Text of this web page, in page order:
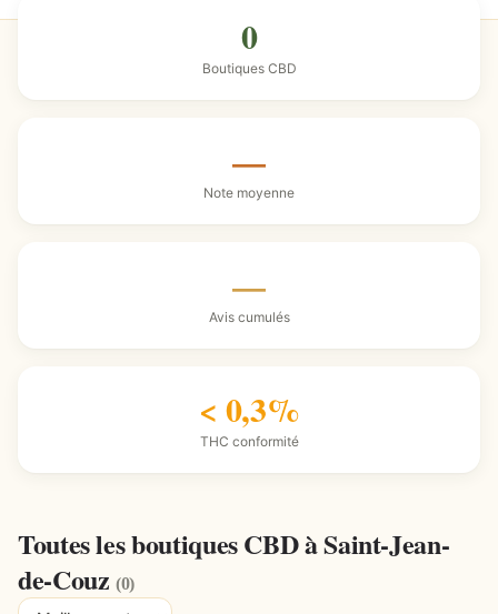
0
Boutiques CBD
—
Note moyenne
—
Avis cumulés
< 0,3%
THC conformité
Toutes les boutiques CBD à Saint-Jean-
de-Couz(0)